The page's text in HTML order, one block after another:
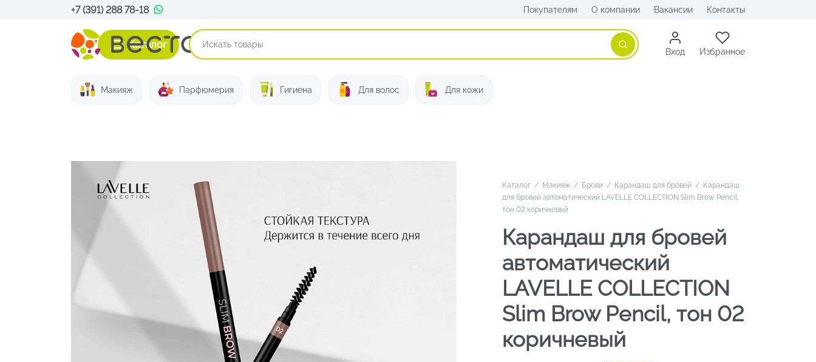
+7 (391) 288 78-18 Покупателям О компании Вакансии Контакты
Каталог
Поиск
Вход Избранное
Макияж Парфюмерия Гигиена Для волос Для кожи
Каталог / Макияж / Брови / Карандаш для бровей / Карандаш
для бровей автоматический LAVELLE COLLECTION Slim Brow Pencil,
тон 02 коричневый
Карандаш для бровей
автоматический
LAVELLE COLLECTION
Slim Brow Pencil, тон 02
коричневый